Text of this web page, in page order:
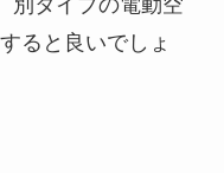
ると良いでしょ